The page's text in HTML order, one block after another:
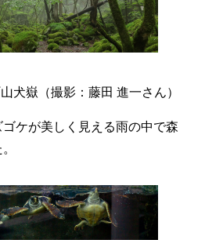
犬嶽（撮影：藤田 進一さん）
ケが美しく見える雨の中で森